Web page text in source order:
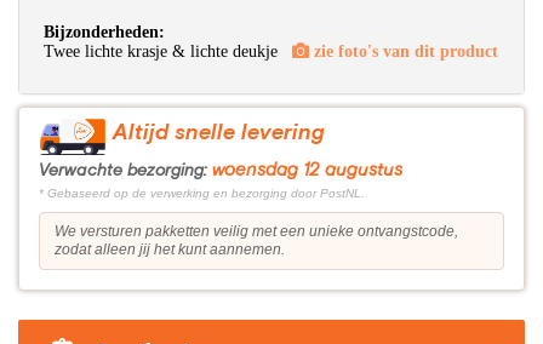
Bijzonderheden:
Twee lichte krasje & lichte deukje
zie foto's van dit product
Altijd snelle levering
Verwachte bezorging: woensdag 12 augustus
* Gebaseerd op de verwerking en bezorging door PostNL.
We versturen pakketten veilig met een unieke ontvangstcode,
zodat alleen jij het kunt aannemen.